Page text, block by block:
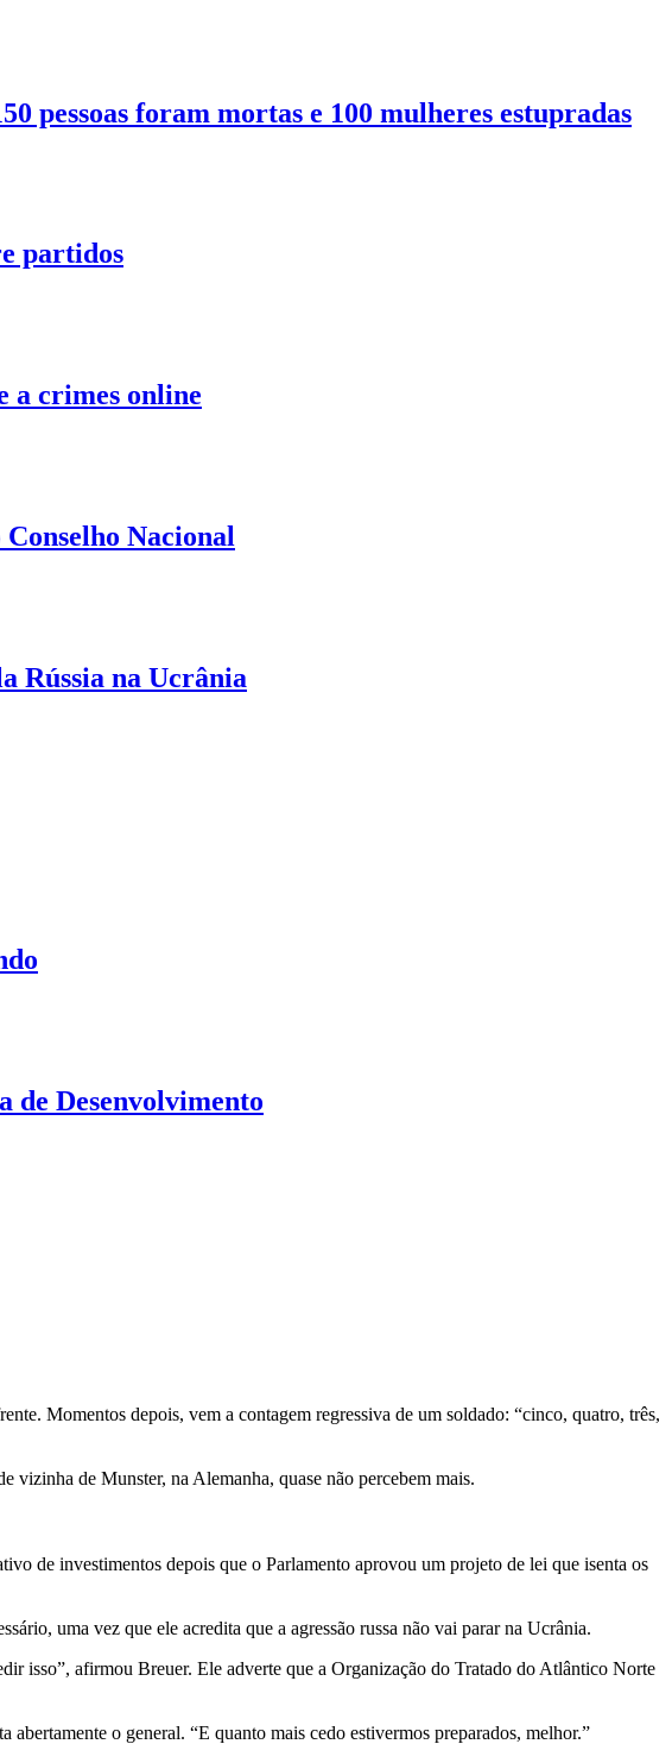
pessoas foram mortas e 100 mulheres estupradas
partidos
a crimes online
Nacional
Rússia na Ucrânia
de Desenvolvimento
Momentos depois, vem a contagem regressiva de um soldado: “cinco, quatro, três,
vizinha de Munster, na Alemanha, quase não percebem mais.
de investimentos depois que o Parlamento aprovou um projeto de lei que isenta os
uma vez que ele acredita que a agressão russa não vai parar na Ucrânia.
isso”, afirmou Breuer. Ele adverte que a Organização do Tratado do Atlântico Norte
abertamente o general. “E quanto mais cedo estivermos preparados, melhor.”